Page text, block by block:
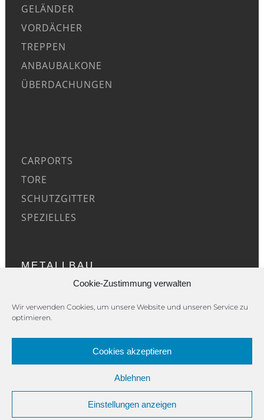
Cookie-Zustimmung verwalten
Wir verwenden Cookies, um unsere Website und unseren Service zu
optimieren.
Cookies akzeptieren
Ablehnen
Einstellungen anzeigen
GELÄNDER
VORDÄCHER
TREPPEN
ANBAUBALKONE
ÜBERDACHUNGEN
CARPORTS
TORE
SCHUTZGITTER
SPEZIELLES
METALLBAU
ÜBER UNS
IMPRESSUM
COOKIE-RICHTLINIE (EU)